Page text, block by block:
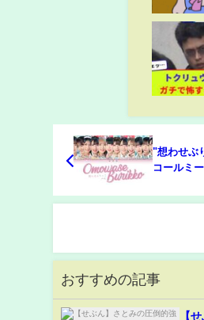
"想わせぶ
コールミ
おすすめの記事
【